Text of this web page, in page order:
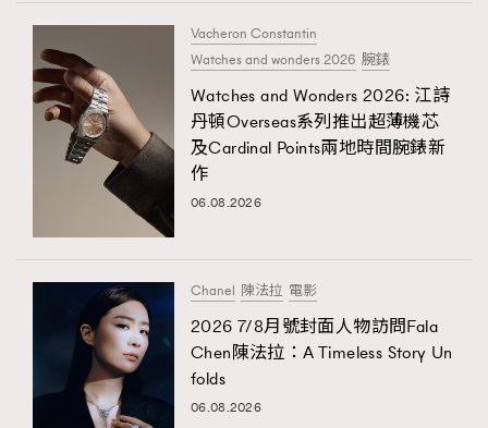
Vacheron Constantin
Watches and wonders 2026 腕錶
Watches and Wonders 2026: 江詩
丹頓Overseas系列推出超薄機芯
及Cardinal Points兩地時間腕錶新
作
06.08.2026
Chanel 陳法拉 電影
2026 7/8月號封面人物訪問Fala
Chen陳法拉：A Timeless Story Un
folds
06.08.2026